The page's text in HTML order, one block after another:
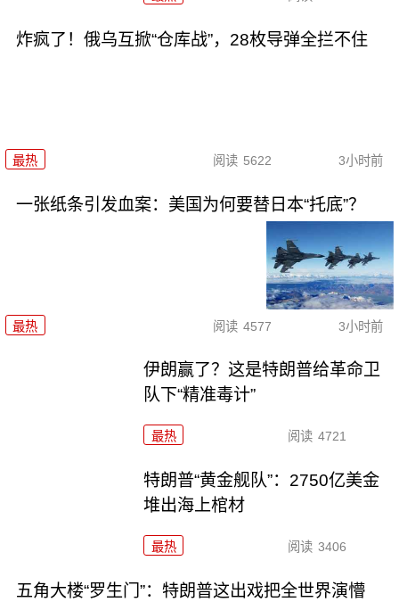
炸疯了！俄乌互掀“仓库战”，28枚导弹全拦不住
最热 阅读 5622 3小时前
一张纸条引发血案：美国为何要替日本“托底”？
最热 阅读 4577 3小时前
伊朗赢了？这是特朗普给革命卫
队下“精准毒计”
最热 阅读 4721
特朗普“黄金舰队”：2750亿美金
堆出海上棺材
最热 阅读 3406
五角大楼“罗生门”：特朗普这出戏把全世界演懵